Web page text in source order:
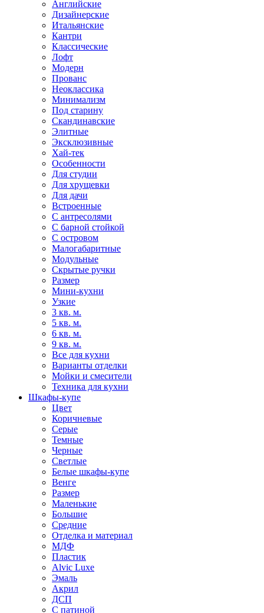
Английские
Дизайнерские
Итальянские
Кантри
Классические
Лофт
Модерн
Прованс
Неоклассика
Минимализм
Под старину
Скандинавские
Элитные
Эксклюзивные
Хай-тек
Особенности
Для студии
Для хрущевки
Для дачи
Встроенные
С антресолями
С барной стойкой
С островом
Малогабаритные
Модульные
Скрытые ручки
Размер
Мини-кухни
Узкие
3 кв. м.
5 кв. м.
6 кв. м.
9 кв. м.
Все для кухни
Варианты отделки
Мойки и смесители
Техника для кухни
Шкафы-купе
Цвет
Коричневые
Серые
Темные
Черные
Светлые
Белые шкафы-купе
Венге
Размер
Маленькие
Большие
Средние
Отделка и материал
МДФ
Пластик
Alvic Luxe
Эмаль
Акрил
ДСП
С патиной